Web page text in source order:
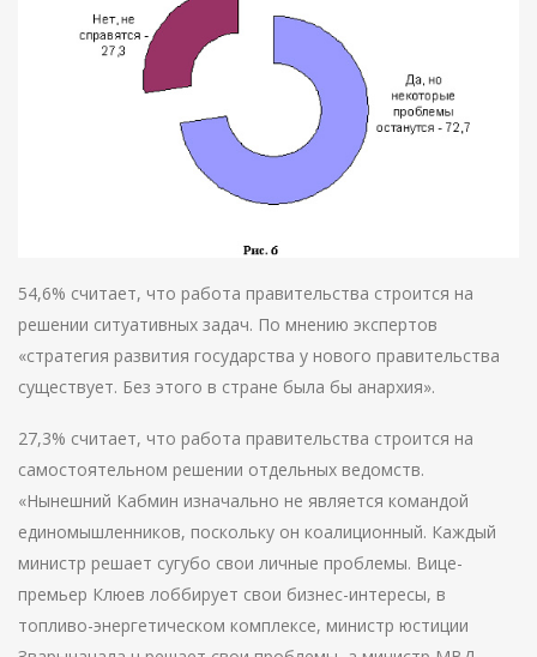
54,6% считает, что работа правительства строится на
решении ситуативных задач. По мнению экспертов
«стратегия развития государства у нового правительства
существует. Без этого в стране была бы анархия».
27,3% считает, что работа правительства строится на
самостоятельном решении отдельных ведомств.
«Нынешний Кабмин изначально не является командой
единомышленников, поскольку он коалиционный. Каждый
министр решает сугубо свои личные проблемы. Вице-
премьер Клюев лоббирует свои бизнес-интересы, в
топливо-энергетическом комплексе, министр юстиции